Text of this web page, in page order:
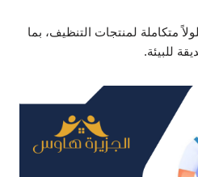
متكاملة لمنتجات التنظيف، بما
للبيئة.